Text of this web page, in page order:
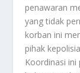
penawaran
yang tidak
korban ini
pihak
Koordinasi